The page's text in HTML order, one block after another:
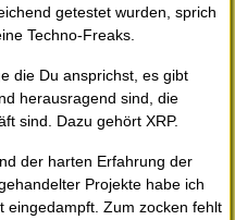
getestet wurden, sprich
Techno-Freaks.
die Du ansprichst, es gibt
herausragend sind, die
sind. Dazu gehört XRP.
der harten Erfahrung der
Projekte habe ich
eingedampft. Zum zocken fehlt